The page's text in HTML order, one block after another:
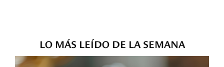
LO MÁS LEÍDO DE LA SEMANA